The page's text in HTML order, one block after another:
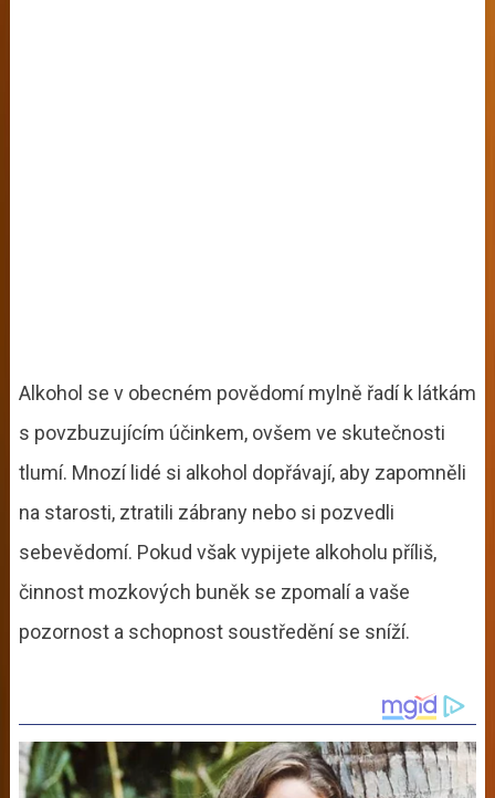
Alkohol se v obecném povědomí mylně řadí k látkám
s povzbuzujícím účinkem, ovšem ve skutečnosti
tlumí. Mnozí lidé si alkohol dopřávají, aby zapomněli
na starosti, ztratili zábrany nebo si pozvedli
sebevědomí. Pokud však vypijete alkoholu příliš,
činnost mozkových buněk se zpomalí a vaše
pozornost a schopnost soustředění se sníží.